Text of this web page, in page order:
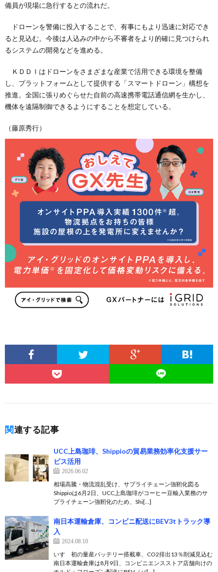
備員が現場に急行するとの流れだ。
ドローンを警備に投入することで、有事にもより迅速に対応でき
ると見込む。今後は人込みの中から不審者をより的確に見つけられ
るシステムの開発などを進める。
ＫＤＤＩはドローンをさまざまな産業で活用できる環境を整備
し、プラットフォームとして提供する「スマートドローン」構想を
推進。全国に張りめぐらせた自前の高速携帯電話通信網を生かし、
機体を遠隔制御できるようにすることを想定している。
（藤原秀行）
関連する記事
UCC上島珈琲、Shippioの貿易業務効率化支援サー
ビス活用
2026.06.02
相場高騰・物流混乱受け、サプライチェーン強靭化図る
Shippioは6月2日、UCC上島珈琲がコーヒー豆輸入業務のサ
プライチェーン強靭化のため、Shi[…]
南日本運輸倉庫、コンビニ配送にBEV3tトラック導
入
2024.08.10
いすゞ初の量産バッテリー搭載車、CO2排出13％削減見込む
南日本運輸倉庫は8月9日、コンビニエンスストア店舗向けの